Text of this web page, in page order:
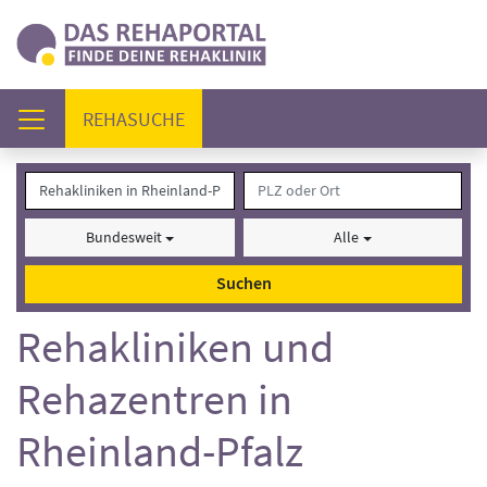
REHASUCHE(AKTUELL)
Bundesweit Alle
Suchen
Rehakliniken und
Rehazentren in
Rheinland-Pfalz